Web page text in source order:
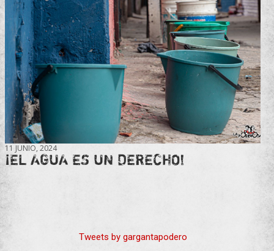
11 JUNIO, 2024
¡EL AGUA ES UN DERECHO!
Tweets by gargantapodero